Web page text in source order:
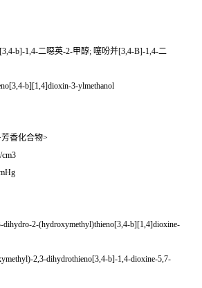
b]-1,4-二噁英-2-甲醇; 噻吩并[3,4-B]-1,4-二
b][1,4]dioxin-3-ylmethanol
香化合物>
dihydro-2-(hydroxymethyl)thieno[3,4-b][1,4]dioxine-
2,3-dihydrothieno[3,4-b]-1,4-dioxine-5,7-